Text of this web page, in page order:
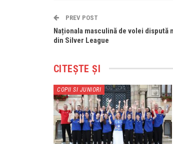
PREV POST
Naționala masculină de volei dispută
din Silver League
CITEȘTE ȘI
COPII SI JUNIORI